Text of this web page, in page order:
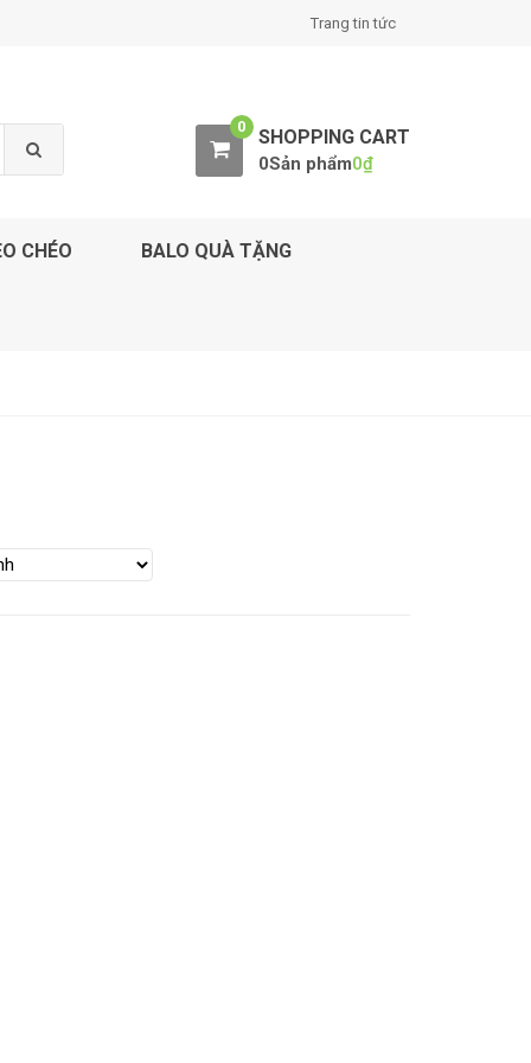
Trang tin tức
0 SHOPPING CART
0Sản phẩm0₫
CHÉO BALO QUÀ TẶNG